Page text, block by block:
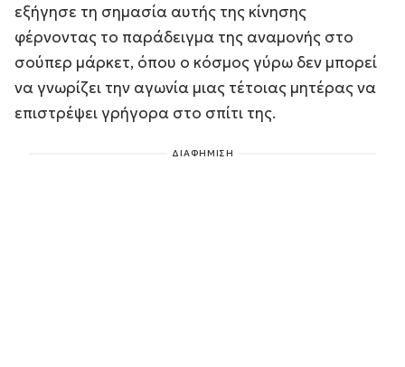
εξήγησε τη σημασία αυτής της κίνησης
φέρνοντας το παράδειγμα της αναμονής στο
σούπερ μάρκετ, όπου ο κόσμος γύρω δεν μπορεί
να γνωρίζει την αγωνία μιας τέτοιας μητέρας να
επιστρέψει γρήγορα στο σπίτι της.
ΔΙΑΦΗΜΙΣΗ